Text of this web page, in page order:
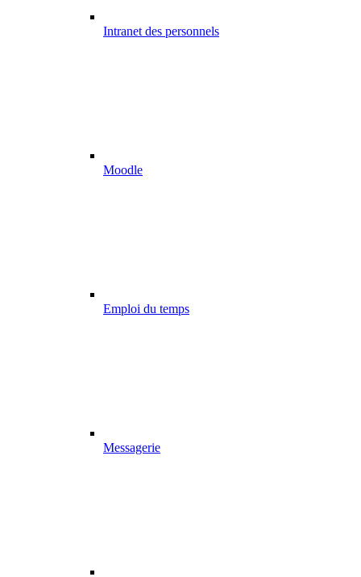
Intranet des personnels
Moodle
Emploi du temps
Messagerie